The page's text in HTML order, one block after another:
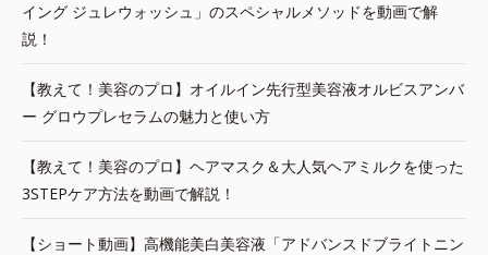
イング ジュレウォッシュ」のスペシャルメソッドを動画で解
説！
【教えて！美容のプロ】オイルイン先行型美容液オルビスアンバ
ー グロウプレセラムの魅力と使い方
【教えて！美容のプロ】ヘアマスク＆大人気ヘアミルクを使った
3STEPケア方法を動画で解説！
【ショート動画】高機能美白美容液「アドバンスドブライトニン